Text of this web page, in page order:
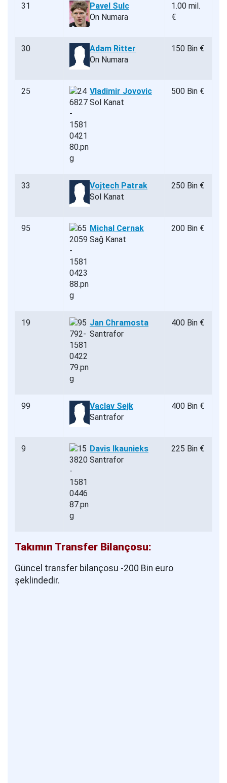
31
Pavel Sulc
On Numara
1.00 mil.
€
30
Adam Ritter
On Numara
150 Bin €
25
Vladimir Jovovic
Sol Kanat
500 Bin €
33
Vojtech Patrak
Sol Kanat
250 Bin €
95
Michal Cernak
Sağ Kanat
200 Bin €
19
Jan Chramosta
Santrafor
400 Bin €
99
Vaclav Sejk
Santrafor
400 Bin €
9
Davis Ikaunieks
Santrafor
225 Bin €
Takımın Transfer Bilançosu:
Güncel transfer bilançosu -200 Bin euro
şeklindedir.